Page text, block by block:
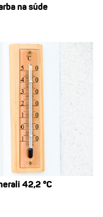
na súde
42,2 °C